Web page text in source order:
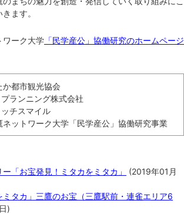
ます。
ワーク大学 「民学産公」協働研究のホームページ
都市観光協会
ランニング株式会社
スマイル
トワーク大学「民学産公」協働研究事業
「お宝発見！ミタカをミタカ」 (2019年01月
ミタカ」三鷹のお宝（三鷹駅前・連雀エリア6
)